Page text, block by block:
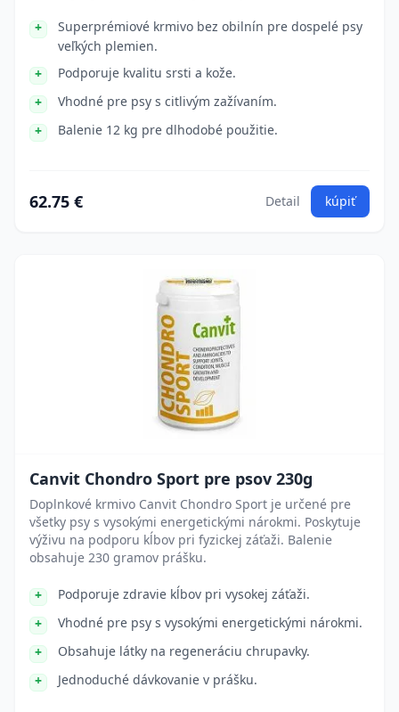
Superprémiové krmivo bez obilnín pre dospelé psy
veľkých plemien.
Podporuje kvalitu srsti a kože.
Vhodné pre psy s citlivým zažívaním.
Balenie 12 kg pre dlhodobé použitie.
62.75 € Detail kúpiť
Canvit Chondro Sport pre psov 230g
Doplnkové krmivo Canvit Chondro Sport je určené pre
všetky psy s vysokými energetickými nárokmi. Poskytuje
výživu na podporu kĺbov pri fyzickej záťaži. Balenie
obsahuje 230 gramov prášku.
Podporuje zdravie kĺbov pri vysokej záťaži.
Vhodné pre psy s vysokými energetickými nárokmi.
Obsahuje látky na regeneráciu chrupavky.
Jednoduché dávkovanie v prášku.